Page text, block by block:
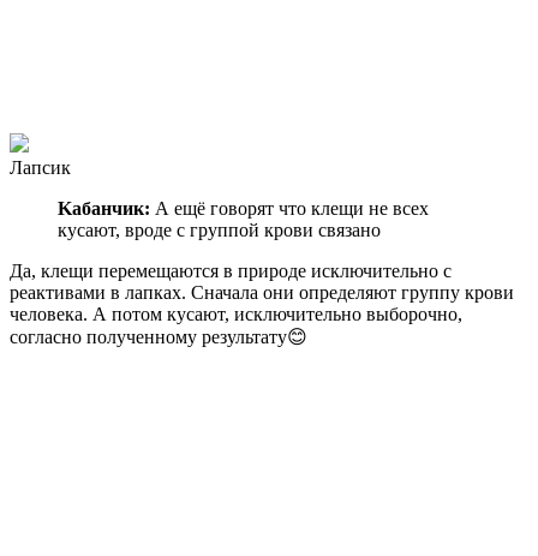
Лапсик
Kaбанчик: А ещё говорят что клещи не всех
кусают, вроде с группой крови связано
Да, клещи перемещаются в природе исключительно с
реактивами в лапках. Сначала они определяют группу крови
человека. А потом кусают, исключительно выборочно,
согласно полученному результату😊